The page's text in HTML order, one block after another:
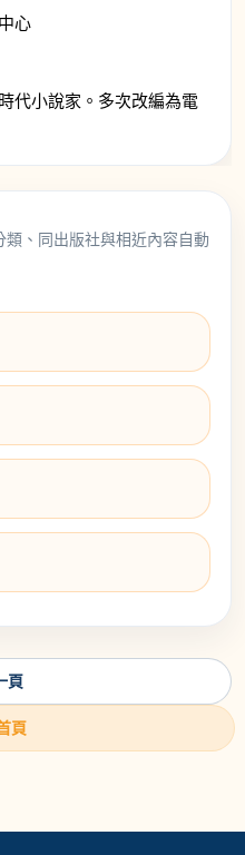
心
代小說家。多次改編為電
類、同出版社與相近內容自動
頁
頁